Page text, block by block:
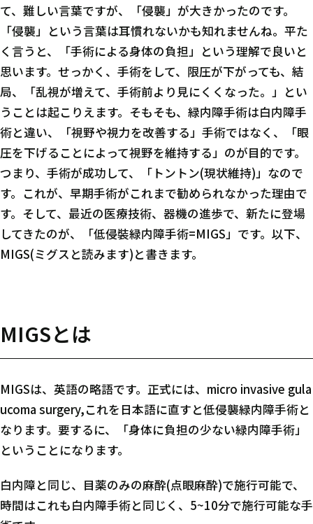
て、難しい言葉ですが、「侵襲」が大きかったのです。
「侵襲」という言葉は耳慣れないかも知れませんね。平た
く言うと、「手術による身体の負担」という理解で良いと
思います。せっかく、手術をして、限圧が下がっても、結
局、「乱視が増えて、手術前より見にくくなった。」とい
うことは起こりえます。そもそも、緑内障手術は白内障手
術と違い、「視野や視力を改善する」手術ではなく、「眼
圧を下げることによって視野を維持する」のが目的です。
つまり、手術が成功して、「トントン(現状維持)」なので
す。これが、早期手術がこれまで勧められなかった理由で
す。そして、最近の医療技術、器機の進歩で、新たに登場
してきたのが、「低侵裝緑内障手術=MIGS」です。以下、
MIGS(ミグスと読みます)と書きます。
MIGSとは
MIGSは、英語の略語です。正式には、micro invasive gula
ucoma surgery,これを日本語に直すと低侵襲緑内障手術と
なります。要するに、「身体に負担の少ない緑内障手術」
ということになります。
白内障と同じ、目薬のみの麻酔(点眼麻酔)で施行可能で、
時間はこれも白内障手術と同じく、5~10分で施行可能な手